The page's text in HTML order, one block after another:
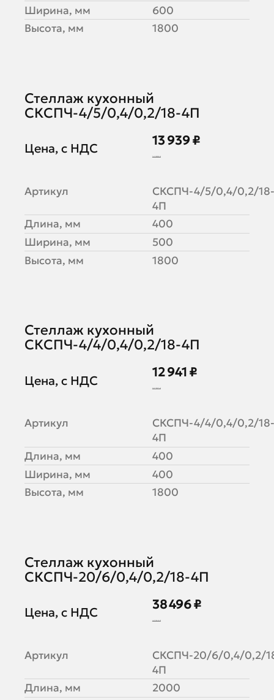
Ширина, мм
600
Высота, мм
1800
Стеллаж кухонный
СКСПЧ-4/5/0,4/0,2/18-4П
Цена, с НДС
13 939 ₽
16 999 ₽
Артикул
СКСПЧ-4/5/0,4/0,2/18-
4П
Длина, мм
400
Ширина, мм
500
Высота, мм
1800
Стеллаж кухонный
СКСПЧ-4/4/0,4/0,2/18-4П
Цена, с НДС
12 941 ₽
15 782 ₽
Артикул
СКСПЧ-4/4/0,4/0,2/18-
4П
Длина, мм
400
Ширина, мм
400
Высота, мм
1800
Стеллаж кухонный
СКСПЧ-20/6/0,4/0,2/18-4П
Цена, с НДС
38 496 ₽
46 946 ₽
Артикул
СКСПЧ-20/6/0,4/0,2/
4П
Длина, мм
2000